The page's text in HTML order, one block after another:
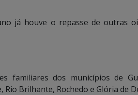
já houve o repasse de outras
familiares dos municípios de
Brilhante, Rochedo e Glória de